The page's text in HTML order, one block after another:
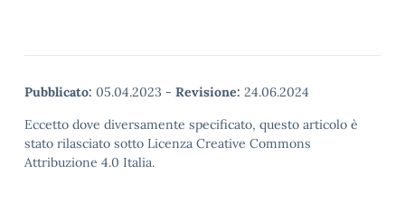
Pubblicato: 05.04.2023 - Revisione: 24.06.2024
Eccetto dove diversamente specificato, questo articolo è
stato rilasciato sotto Licenza Creative Commons
Attribuzione 4.0 Italia.